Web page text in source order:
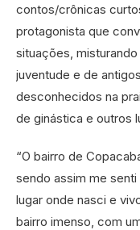
contos/crônicas
protagonista que
situações,
juventude e de
desconhecidos na
de ginástica e outros
“O bairro de
sendo assim me
lugar onde nasci e
bairro imenso, com